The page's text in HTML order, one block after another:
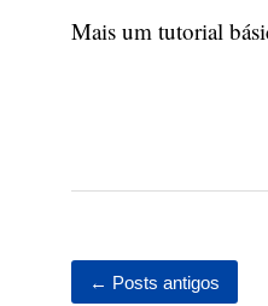
Mais um tutorial
← Posts antigos